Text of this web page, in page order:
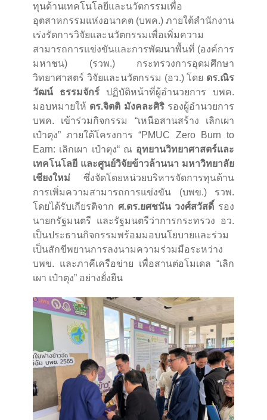
ทุนด้านเทคโนโลยีและนวัตกรรมเพื่อ
อุตสาหกรรมแห่งอนาคต (บพค.) ภายใต้สำนักงาน
เร่งรัดการวิจัยและนวัตกรรมเพื่อเพิ่มความ
สามารถการแข่งขันและการพัฒนาพื้นที่ (องค์การ
มหาชน) (รวพ.) กระทรวงการอุดมศึกษา
วิทยาศาสตร์ วิจัยและนวัตกรรม (อว.) โดย ดร.ณิร
วัฒน์ ธรรมจักร์ ปฏิบัติหน้าที่ผู้อำนวยการ บพค.
มอบหมายให้ ดร.จิตติ มังคละศิริรองผู้อำนวยการ
บพค. เข้าร่วมกิจกรรม “เหนือสานสร้าง เลิกเผา
เป๋าตุง” ภายใต้โครงการ “PMUC Zero Burn to
Earn: เลิกเผา เป๋าตุง“ ณ อุทยานวิทยาศาสตร์และ
เทคโนโลยี และศูนย์วิจัยข้าวล้านนา มหาวิทยาลัย
เชียงใหม่ ซึ่งจัดโดยหน่วยบริหารจัดการทุนด้าน
การเพิ่มความสามารถการแข่งขัน (บพข.) รวพ.
โดยได้รับเกียรติจาก ศ.ดร.ยศชนัน วงศ์สวัสดิ์ รอง
นายกรัฐมนตรี และรัฐมนตรีว่าการกระทรวง อว.
เป็นประธานกิจกรรมพร้อมมอบนโยบายและร่วม
เป็นสักขีพยานการลงนามความร่วมมือระหว่าง
บพข. และภาคีเครือข่าย เพื่อสานต่อโมเดล “เลิก
เผา เป๋าตุง” อย่างยั่งยืน